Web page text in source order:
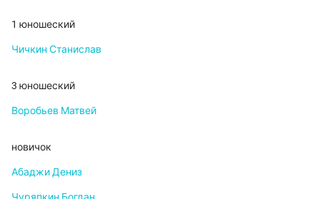
1 юношеский
Чичкин Станислав
3 юношеский
Воробьев Матвей
новичок
Абаджи Дениз
Чуряпкин Богдан